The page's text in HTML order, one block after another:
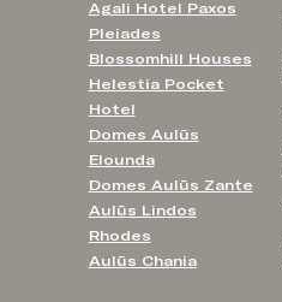
Agali Hotel Paxos
Pleiades
Blossomhill Houses
Helestia Pocket
Hotel
Domes Aulūs
Elounda
Domes Aulūs Zante
Aulūs Lindos
Rhodes
Aulūs Chania